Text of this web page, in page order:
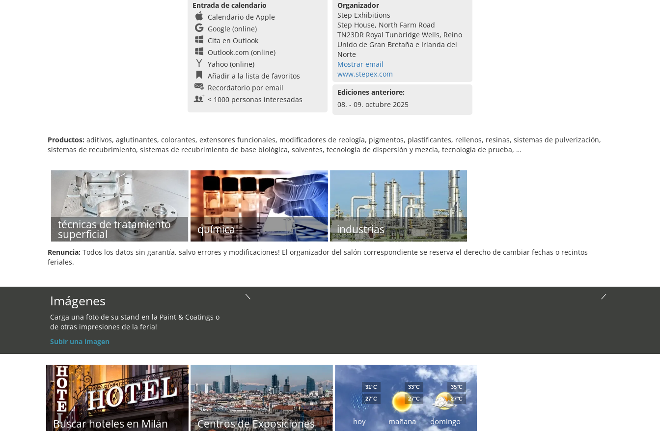
Entrada de calendario
Calendario de Apple
Google (online)
Cita en Outlook
Outlook.com (online)
Yahoo (online)
Añadir a la lista de favoritos
Recordatorio por email
< 1000 personas interesadas
Organizador
Step Exhibitions
Step House, North Farm Road
TN23DR Royal Tunbridge Wells, Reino
Unido de Gran Bretaña e Irlanda del
Norte
Mostrar email
www.stepex.com
Ediciones anteriore:
08. - 09. octubre 2025
Productos: aditivos, aglutinantes, colorantes, extensores funcionales, modificadores de reología, pigmentos, plastificantes, rellenos, resinas, sistemas de pulverización,
sistemas de recubrimiento, sistemas de recubrimiento de base biológica, solventes, tecnología de dispersión y mezcla, tecnología de prueba, …
técnicas de tratamiento
superficial química industrias
Renuncia: Todos los datos sin garantía, salvo errores y modificaciones! El organizador del salón correspondiente se reserva el derecho de cambiar fechas o recintos
feriales.
Imágenes
Carga una foto de su stand en la Paint & Coatings o
de otras impresiones de la feria!
Subir una imagen
Buscar hoteles en Milán Centros de Exposiciones hoy
31°C
27°C
mañana
33°C
27°C
domingo
35°C
27°C